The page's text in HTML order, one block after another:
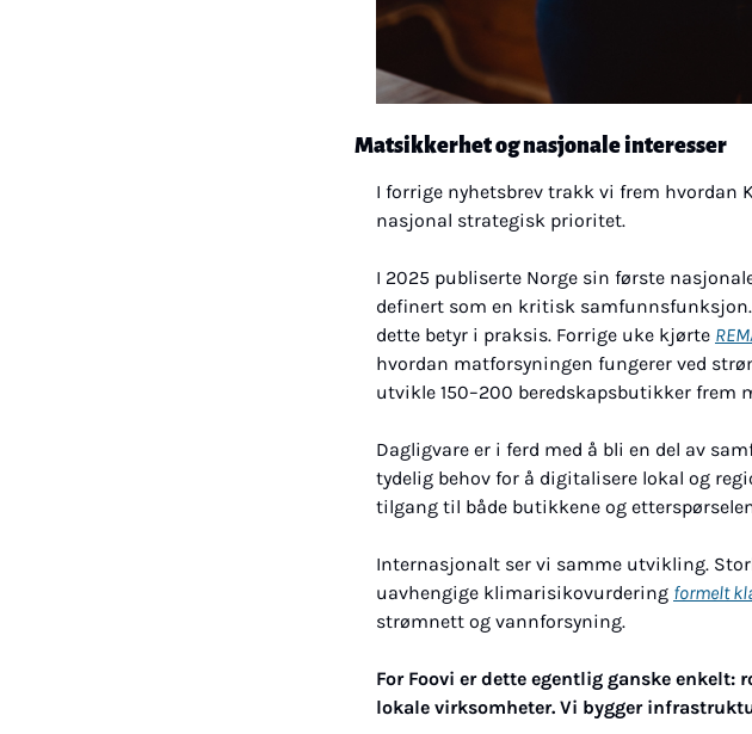
Matsikkerhet og nasjonale interesser
I forrige nyhetsbrev trakk vi frem
nasjonal strategisk prioritet.
I 2025 publiserte Norge sin første
definert som en kritisk samfunnsfunksjon.
dette betyr i praksis. Forrige uke kjørte
hvordan matforsyningen fungerer ved
utvikle 150–200 beredskapsbutikker frem
Dagligvare er i ferd med å bli en del av
tydelig behov for å digitalisere lokal og
tilgang til både butikkene og
Internasjonalt ser vi samme utvikling.
uavhengige klimarisikovurdering formelt
strømnett og vannforsyning.
For Foovi er dette egentlig ganske enkelt:
lokale virksomheter. Vi bygger